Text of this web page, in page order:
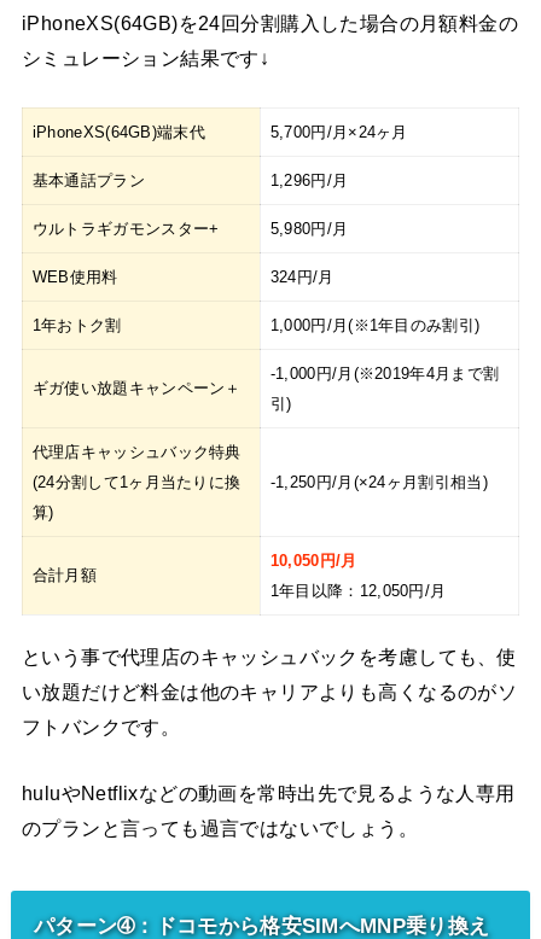
iPhoneXS(64GB)を24回分割購入した場合の月額料金の
シミュレーション結果です↓
iPhoneXS(64GB)端末代 5,700円/月×24ヶ月
基本通話プラン 1,296円/月
ウルトラギガモンスター+ 5,980円/月
WEB使用料 324円/月
1年おトク割 1,000円/月(※1年目のみ割引)
ギガ使い放題キャンペーン＋
-1,000円/月(※2019年4月まで割
引)
代理店キャッシュバック特典
(24分割して1ヶ月当たりに換
算)
-1,250円/月(×24ヶ月割引相当)
合計月額
10,050円/月
1年目以降：12,050円/月
という事で代理店のキャッシュバックを考慮しても、使
い放題だけど料金は他のキャリアよりも高くなるのがソ
フトバンクです。
huluやNetflixなどの動画を常時出先で見るような人専用
のプランと言っても過言ではないでしょう。
パターン➃：ドコモから格安SIMへMNP乗り換え